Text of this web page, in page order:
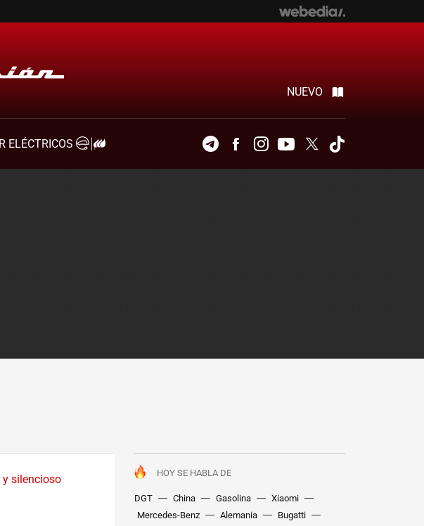
NUEVO
ELÉCTRICOS
TelegramFacebookInstagramYoutubeTwitter
HOY SE HABLA DE
DGT China Gasolina
Xiaomi
Mercedes-Benz
Alemania
Bugatti